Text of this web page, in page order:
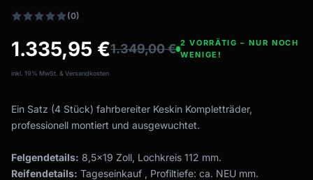
(0)
1.335,95 €1.349,00€ 2 VORRÄTIG – NUR NOCH
WENIGE!
inkl. 19% MwSt. & Versandkosten
Ein Satz (4 Stück) fahrbereiter Keskin Kompletträder,
professionell montiert und ausgewuchtet.
Felgendetails: 8,5x19 Zoll, Lochkreis 112 mm.
Reifendetails: Tageseinkauf , Profiltiefe: ca. NEU mm.